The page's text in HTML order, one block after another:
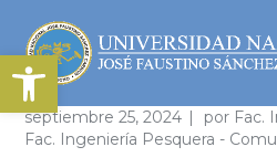
septiembre 25, 2024 por Fac.
Fac. Ingeniería Pesquera -
Abrir barra de